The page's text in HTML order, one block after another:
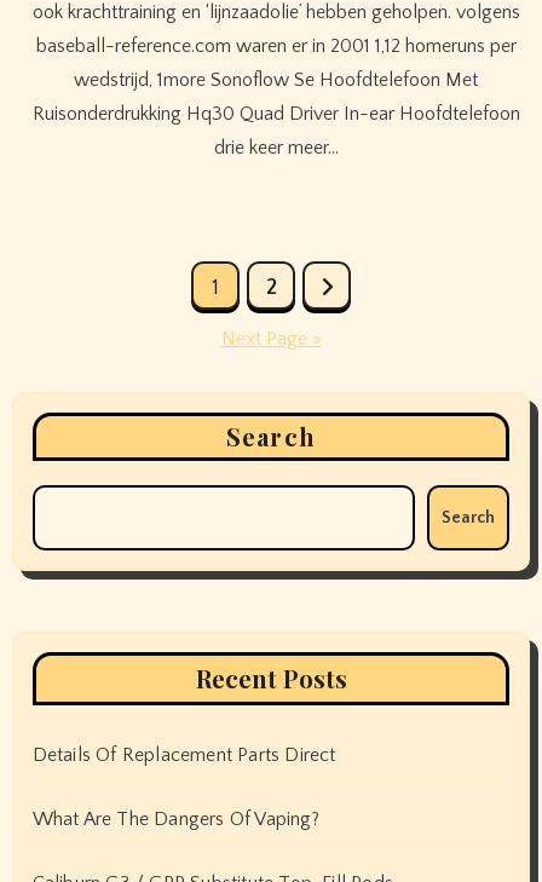
ook krachttraining en ‘lijnzaadolie’ hebben geholpen. volgens
baseball-reference.com waren er in 2001 1,12 homeruns per
wedstrijd, 1more Sonoflow Se Hoofdtelefoon Met
Ruisonderdrukking Hq30 Quad Driver In-ear Hoofdtelefoon
drie keer meer…
1 2
Next Page »
Search
Search
Recent Posts
Details Of Replacement Parts Direct
What Are The Dangers Of Vaping?